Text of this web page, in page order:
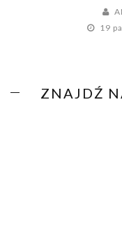
19
ZNAJDŹ